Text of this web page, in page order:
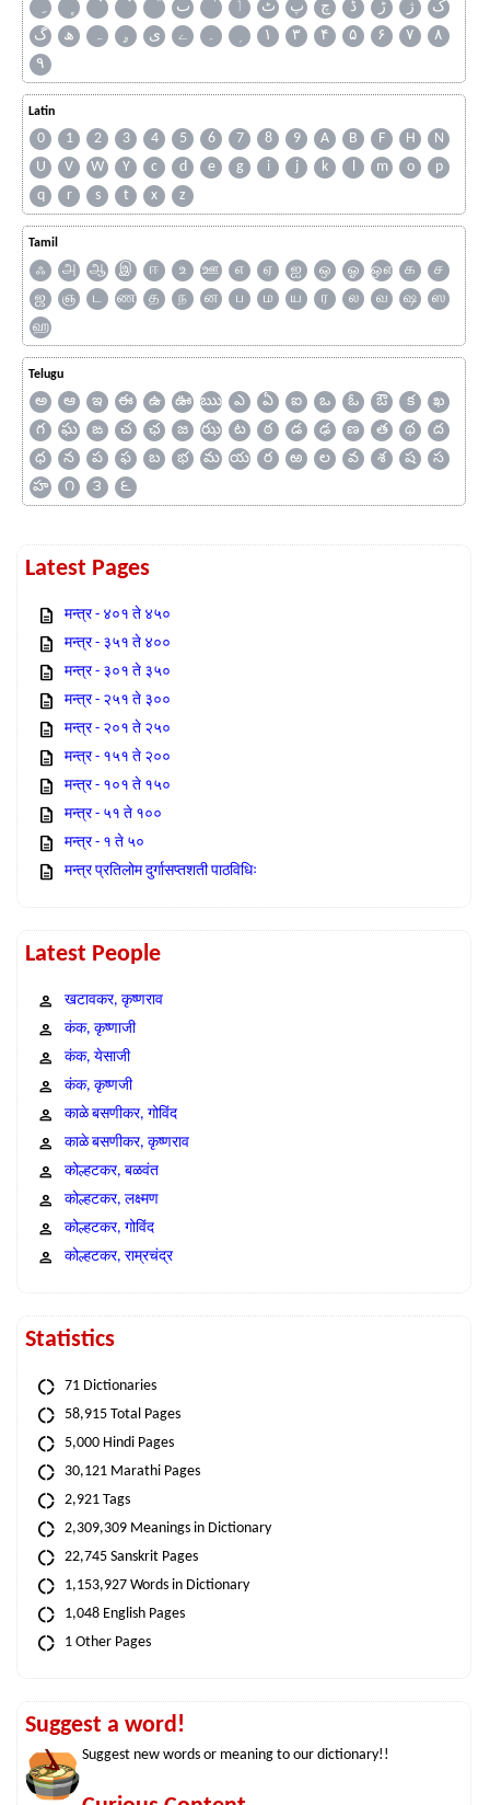
ٮ
ٲ ٹ پ چ ڈ ڑ ژ
ک
گ
ھ ہ ۄ ی ے ۔ ۱ ۳ ۴ ۵ ۶ ۷
۸
۹
Latin
0 1 2 3 4 5 6 7 8 9 A B F H
N
U
V W Y c d e g i j k l m o
p
q
r s t x z
Tamil
ஃ அ ஆ இ ஈ உ ஊ எ ஏ ஐ ஒ ஓ ஔ க
ச
ஜ
ஞ ட ண த ந ன ப ம ய ர ல வ ஷ
ஸ
ஹ
Telugu
అ ఆ ఇ ఈ ఉ ఊ ఋ ఎ ఏ ఐ ఒ ఓ ఔ క
ఖ
గ
ఘ ఙ చ ఛ జ ఝ ట ఠ డ ఢ ణ త థ
ద
ధ
న ప ఫ బ భ మ య ర ఱ ల వ శ ష
స
హ
౧ ౩ ౬
Latest Pages
मन्त्र - ४०१ ते ४५०
मन्त्र - ३५१ ते ४००
मन्त्र - ३०१ ते ३५०
मन्त्र - २५१ ते ३००
मन्त्र - २०१ ते २५०
मन्त्र - १५१ ते २००
मन्त्र - १०१ ते १५०
मन्त्र - ५१ ते १००
मन्त्र - १ ते ५०
मन्त्र प्रतिलोम दुर्गासप्तशती पाठविधिः
Latest People
खटावकर, कृष्णराव
कंक, कृष्णाजी
कंक, येसाजी
कंक, कृष्णजी
काळे बसणीकर, गोविंद
काळे बसणीकर, कृष्णराव
कोल्हटकर, बळवंत
कोल्हटकर, लक्ष्मण
कोल्हटकर, गोविंद
कोल्हटकर, राम्रचंद्र
Statistics
71 Dictionaries
58,915 Total Pages
5,000 Hindi Pages
30,121 Marathi Pages
2,921 Tags
2,309,309 Meanings in Dictionary
22,745 Sanskrit Pages
1,153,927 Words in Dictionary
1,048 English Pages
1 Other Pages
Suggest a word!
Suggest new words or meaning to our dictionary!!